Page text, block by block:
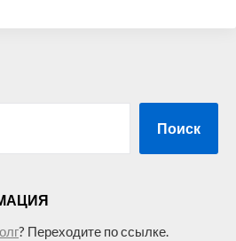
Поиск
? Переходите по ссылке.